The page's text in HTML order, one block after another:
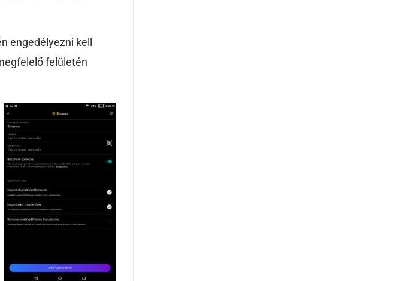
engedélyezni kell
felületén